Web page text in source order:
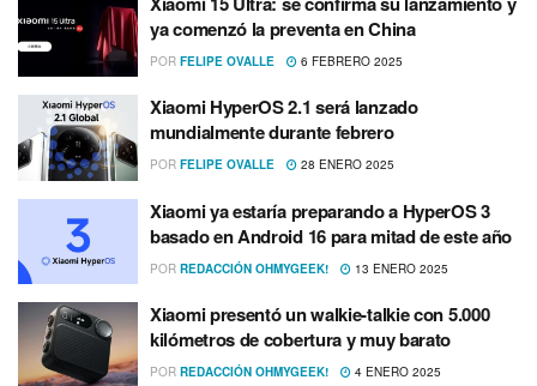
ya comenzó la preventa en China
POR FELIPE OVALLE 6 FEBRERO 2025
Xiaomi HyperOS 2.1 será lanzado
mundialmente durante febrero
POR FELIPE OVALLE 28 ENERO 2025
Xiaomi ya estaría preparando a HyperOS 3
basado en Android 16 para mitad de este año
POR REDACCIÓN OHMYGEEK! 13 ENERO 2025
Xiaomi presentó un walkie-talkie con 5.000
kilómetros de cobertura y muy barato
POR REDACCIÓN OHMYGEEK! 4 ENERO 2025